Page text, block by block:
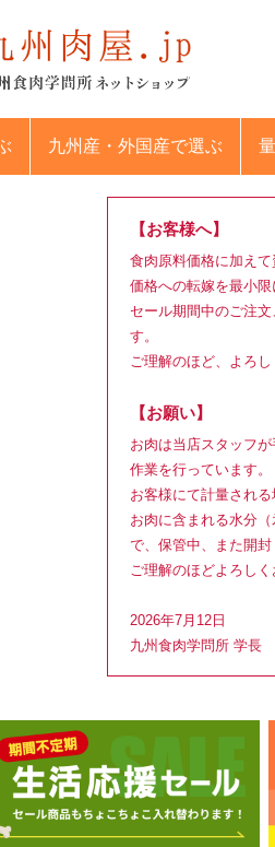
九州産・外国産で選ぶ 量
【お客様へ】
食肉原料価格に加えて
価格への転嫁を最小
セール期間中のご注
す。
ご理解のほど、よろし
【お願い】
お肉は当店スタッフ
作業を行っています。
お客様にて計量され
お肉に含まれる水分
で、保管中、また開
ご理解のほどよろしく
2026年7月12日
九州食肉学問所 学長